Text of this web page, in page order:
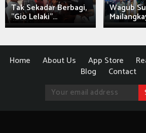
Tak Sekadar Berbagi,
"Gio Lelaki"...
Wagub
Home About Us App Store
Blog
Contact